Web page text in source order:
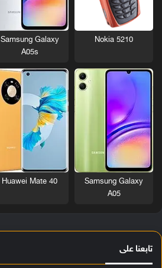
Nokia 5210
Samsung Galaxy
A05s
Samsung Galaxy
A05
Huawei Mate 40
تابعنا على